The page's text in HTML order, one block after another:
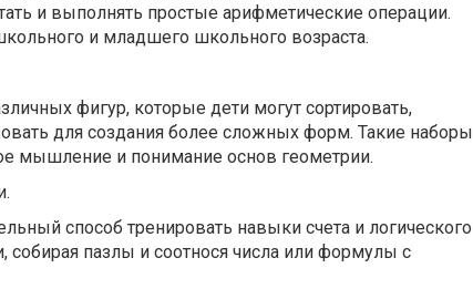
и выполнять простые арифметические операции.
и младшего школьного возраста.
фигур, которые дети могут сортировать,
для создания более сложных форм. Такие наборы
мышление и понимание основ геометрии.
способ тренировать навыки счета и логического
пазлы и соотнося числа или формулы с